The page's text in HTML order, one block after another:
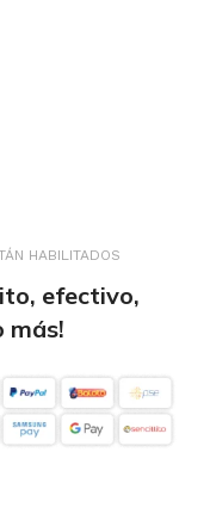
HABILITADOS
efectivo,
más!